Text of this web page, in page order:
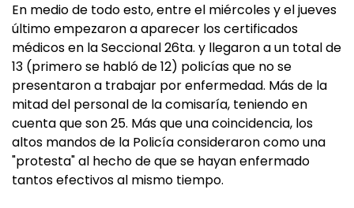
En medio de todo esto, entre el miércoles y el jueves
último empezaron a aparecer los certificados
médicos en la Seccional 26ta. y llegaron a un total de
13 (primero se habló de 12) policías que no se
presentaron a trabajar por enfermedad. Más de la
mitad del personal de la comisaría, teniendo en
cuenta que son 25. Más que una coincidencia, los
altos mandos de la Policía consideraron como una
"protesta" al hecho de que se hayan enfermado
tantos efectivos al mismo tiempo.